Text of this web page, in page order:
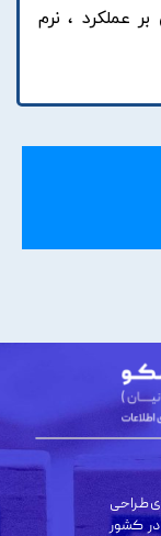
عملکرد ، نرم
طراحی
در کشور